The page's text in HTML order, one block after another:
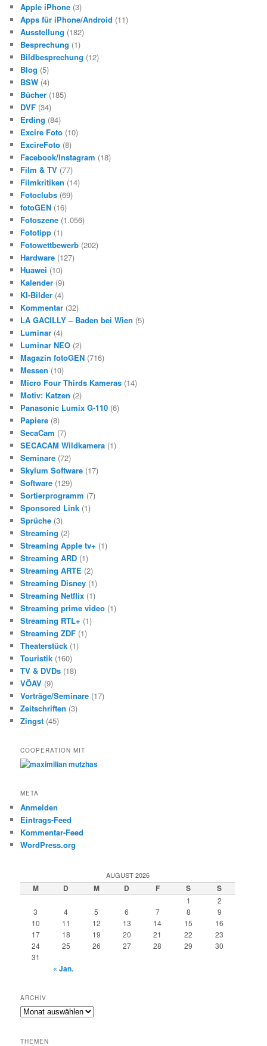
Apple iPhone (3)
Apps für iPhone/Android (11)
Ausstellung (182)
Besprechung (1)
Bildbesprechung (12)
Blog (5)
BSW (4)
Bücher (185)
DVF (34)
Erding (84)
Excire Foto (10)
ExcireFoto (8)
Facebook/Instagram (18)
Film & TV (77)
Filmkritiken (14)
Fotoclubs (69)
fotoGEN (16)
Fotoszene (1.056)
Fototipp (1)
Fotowettbewerb (202)
Hardware (127)
Huawei (10)
Kalender (9)
KI-Bilder (4)
Kommentar (32)
LA GACILLY – Baden bei Wien (5)
Luminar (4)
Luminar NEO (2)
Magazin fotoGEN (716)
Messen (10)
Micro Four Thirds Kameras (14)
Motiv: Katzen (2)
Panasonic Lumix G-110 (6)
Papiere (8)
SecaCam (7)
SECACAM Wildkamera (1)
Seminare (72)
Skylum Software (17)
Software (129)
Sortierprogramm (7)
Sponsored Link (1)
Sprüche (3)
Streaming (2)
Streaming Apple tv+ (1)
Streaming ARD (1)
Streaming ARTE (2)
Streaming Disney (1)
Streaming Netflix (1)
Streaming prime video (1)
Streaming RTL+ (1)
Streaming ZDF (1)
Theaterstück (1)
Touristik (160)
TV & DVDs (18)
VÖAV (9)
Vorträge/Seminare (17)
Zeitschriften (3)
Zingst (45)
COOPERATION MIT
META
Anmelden
Eintrags-Feed
Kommentar-Feed
WordPress.org
AUGUST 2026
M D M D F S S
1
2
3
4 5 6 7 8
9
10
11 12 13 14 15
16
17
18 19 20 21 22
23
24
25 26 27 28 29
30
31
« Jan.
ARCHIV
Archiv
THEMEN